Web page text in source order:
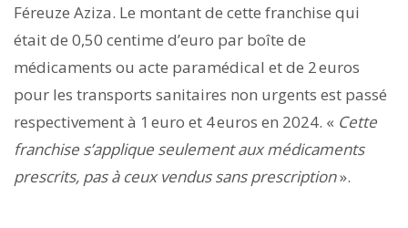
Féreuze Aziza. Le montant de cette franchise qui
était de 0,50 centime d’euro par boîte de
médicaments ou acte paramédical et de 2 euros
pour les transports sanitaires non urgents est passé
respectivement à 1 euro et 4 euros en 2024. « Cette
franchise s’applique seulement aux médicaments
prescrits, pas à ceux vendus sans prescription».